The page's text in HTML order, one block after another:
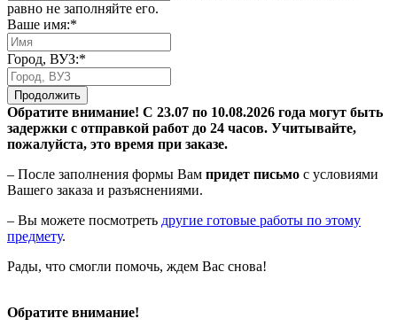
равно не заполняйте его.
Ваше имя:*
Город, ВУЗ:*
Продолжить
Обратите внимание! С 23.07 по 10.08.2026 года могут быть
задержки с отправкой работ до 24 часов. Учитывайте,
пожалуйста, это время при заказе.
– После заполнения формы Вам придет письмо с условиями
Вашего заказа и разъяснениями.
– Вы можете посмотреть другие готовые работы по этому
предмету.
Рады, что смогли помочь, ждем Вас снова!
Обратите внимание!